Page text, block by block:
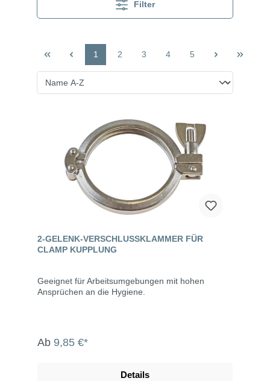
Filter
1 2 3 4 5
2-GELENK-VERSCHLUSSKLAMMER FÜR
CLAMP KUPPLUNG
Geeignet für Arbeitsumgebungen mit hohen
Ansprüchen an die Hygiene.
Ab 9,85 €*
Details